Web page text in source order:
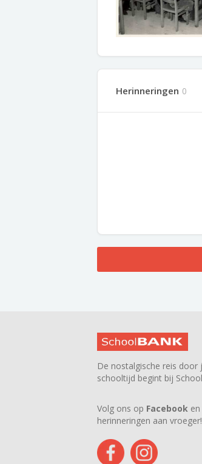
Herinneringen 0
De nostalgische reis door
schooltijd begint bij
Volg ons op Facebook en
herinneringen aan vroeger!